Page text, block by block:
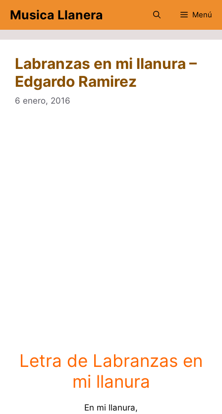
contenido
Musica Llanera Menú
Labranzas en mi llanura –
Edgardo Ramirez
6 enero, 2016
Letra de Labranzas en
mi llanura
En mi llanura,